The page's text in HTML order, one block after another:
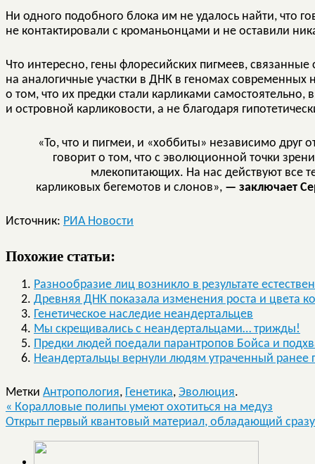
Ни одного подобного блока им не удалось найти, что
не контактировали с кроманьонцами и не оставили
Что интересно, гены флоресийских пигмеев,
на аналогичные участки в ДНК в геномах
о том, что их предки стали карликами самостоятельно,
и островной карликовости, а не благодаря
«То, что и пигмеи, и «хоббиты» независимо друг
говорит о том, что с эволюционной точки
млекопитающих. На нас действуют все
карликовых бегемотов и слонов», — заключает
Источник: РИА Новости
Похожие статьи:
Разнообразие лиц возникло в результате
Древняя ДНК показала изменения роста и цвета
Генетическое наследие неандертальцев
Мы скрещивались с неандертальцами… трижды!
Предки людей поедали парантропов Бойса и
Неандертальцы вернули людям утраченный ранее
Метки Антропология, Генетика, Эволюция.
« Коралловые полипы умеют охотиться на медуз
Открыт первый квантовый материал, обладающий